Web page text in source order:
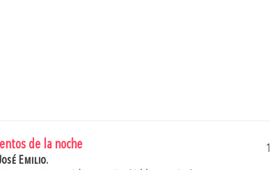
de la noche
Emilio.